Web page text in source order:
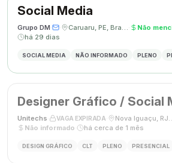
Social Media
Grupo DM· · Caruaru, PE, Brasil· Não
há 29 dias
SOCIAL MEDIA NÃO INFORMADO PLENO
Designer Gráfico / Social
Unitechs VAGA EXPIRADA Nova
Não informado
há cerca de 1 mês
DESIGN GRÁFICO CLT PLENO PRESENCIAL